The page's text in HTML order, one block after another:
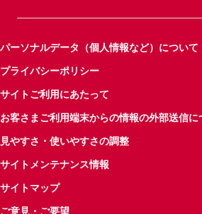
パーソナルデータ（個人情報など）について
プライバシーポリシー
サイトご利用にあたって
お客さまご利用端末からの情報の外部送信に
見やすさ・使いやすさの調整
サイトメンテナンス情報
サイトマップ
ご意見・ご要望